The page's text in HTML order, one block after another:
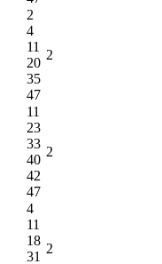
2
4
11
20
35
47
2
11
23
33
40
42
47
2
4
11
18
31
2